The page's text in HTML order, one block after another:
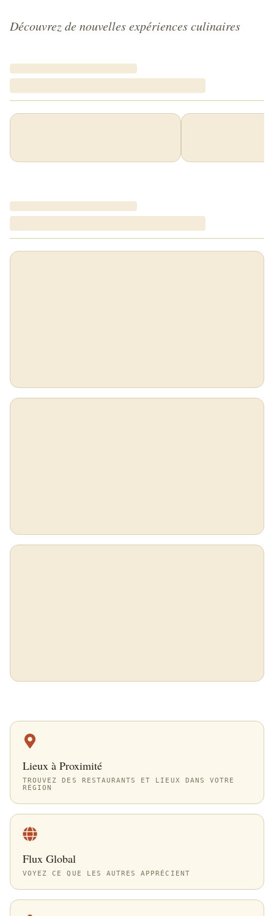
Découvrez de nouvelles expériences culinaires
Lieux à Proximité
TROUVEZ DES RESTAURANTS ET LIEUX DANS VOTRE
RÉGION
Flux Global
VOYEZ CE QUE LES AUTRES APPRÉCIENT